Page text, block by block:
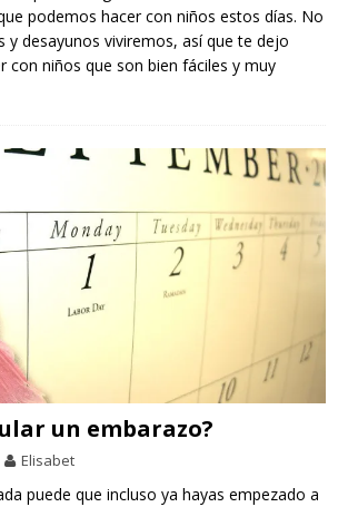
podemos hacer con niños estos días. No
y desayunos viviremos, así que te dejo
con niños que son bien fáciles y muy
un embarazo?
Elisabet
puede que incluso ya hayas empezado a